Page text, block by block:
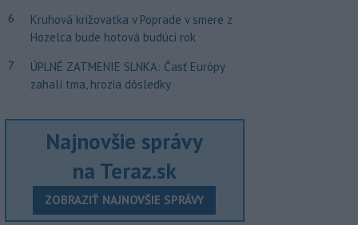
6
Kruhová križovatka v Poprade v smere z
Hozelca bude hotová budúci rok
7
ÚPLNÉ ZATMENIE SLNKA: Časť Európy
zahalí tma, hrozia dôsledky
Najnovšie správy
na Teraz.sk
ZOBRAZIŤ NAJNOVŠIE SPRÁVY